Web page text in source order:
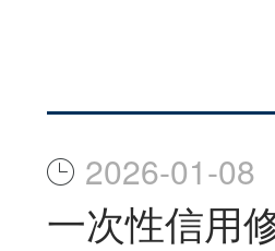
2026-01-08
一次性信用